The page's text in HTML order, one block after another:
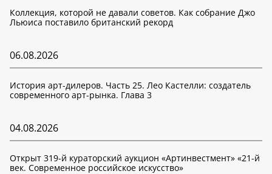
Коллекция, которой не давали советов. Как собрание Джо
Льюиса поставило британский рекорд
06.08.2026
История арт-дилеров. Часть 25. Лео Кастелли: создатель
современного арт-рынка. Глава 3
04.08.2026
Открыт 319-й кураторский аукцион «Артинвестмент» «21-й
век. Современное российское искусство»